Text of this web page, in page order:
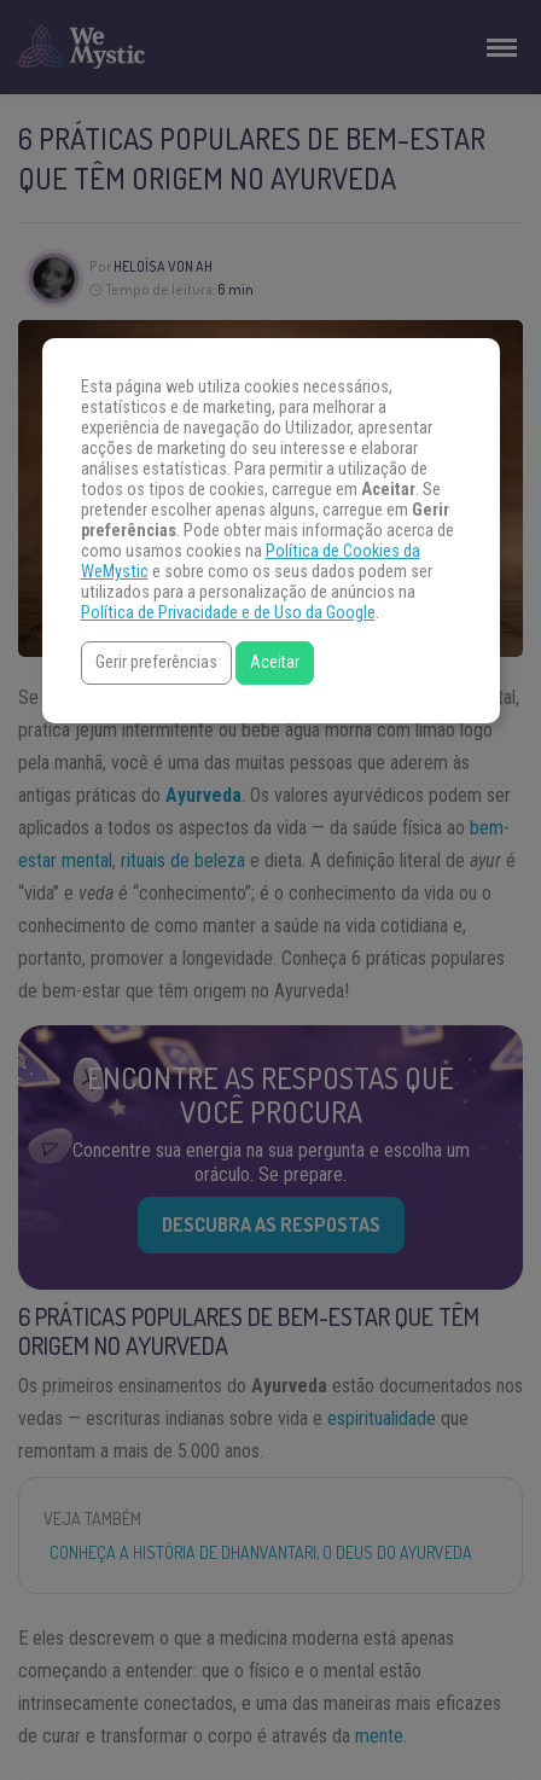
6 PRÁTICAS POPULARES DE BEM-ESTAR
QUE TÊM ORIGEM NO AYURVEDA
Por HELOÍSA VON AH
Tempo de leitura: 6 min
Se você é um yogi de carteirinha, faz bochecho com óleo vegetal,
pratica jejum intermitente ou bebe água morna com limão logo
pela manhã, você é uma das muitas pessoas que aderem às
antigas práticas do Ayurveda . Os valores ayurvédicos podem ser
aplicados a todos os aspectos da vida — da saúde física ao bem-
estar mental, rituais de beleza e dieta. A definição literal de ayur é
“vida” e veda é “conhecimento”; é o conhecimento da vida ou o
conhecimento de como manter a saúde na vida cotidiana e,
portanto, promover a longevidade. Conheça 6 práticas populares
de bem-estar que têm origem no Ayurveda!
ENCONTRE AS RESPOSTAS QUE
VOCÊ PROCURA
Concentre sua energia na sua pergunta e escolha um
oráculo. Se prepare.
DESCUBRA AS RESPOSTAS
6 PRÁTICAS POPULARES DE BEM-ESTAR QUE TÊM
ORIGEM NO AYURVEDA
Os primeiros ensinamentos do Ayurveda estão documentados nos
vedas — escrituras indianas sobre vida e espiritualidade que
remontam a mais de 5.000 anos.
VEJA TAMBÉM
CONHEÇA A HISTÓRIA DE DHANVANTARI, O DEUS DO AYURVEDA
E eles descrevem o que a medicina moderna está apenas
começando a entender: que o físico e o mental estão
intrinsecamente conectados, e uma das maneiras mais eficazes
de curar e transformar o corpo é através da mente
Esta página web utiliza cookies necessários,
estatísticos e de marketing, para melhorar a
experiência de navegação do Utilizador, apresentar
acções de marketing do seu interesse e elaborar
análises estatísticas. Para permitir a utilização de
todos os tipos de cookies, carregue em Aceitar. Se
pretender escolher apenas alguns, carregue em Gerir
preferências. Pode obter mais informação acerca de
como usamos cookies na Política de Cookies da
WeMystice sobre como os seus dados podem ser
utilizados para a personalização de anúncios na
Política de Privacidade e de Uso da Google.
Gerir preferências Aceitar